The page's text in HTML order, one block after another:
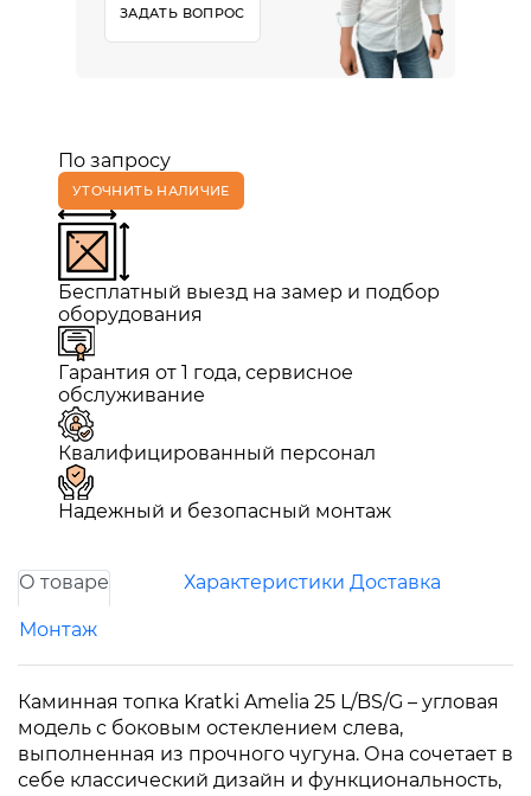
ЗАДАТЬ ВОПРОС
По запросу
УТОЧНИТЬ НАЛИЧИЕ
Бесплатный выезд на замер и подбор
оборудования
Гарантия от 1 года, сервисное
обслуживание
Квалифицированный персонал
Надежный и безопасный монтаж
О товаре Характеристики Доставка
Монтаж
Каминная топка Kratki Amelia 25 L/BS/G – угловая
модель с боковым остеклением слева,
выполненная из прочного чугуна. Она сочетает в
себе классический дизайн и функциональность,